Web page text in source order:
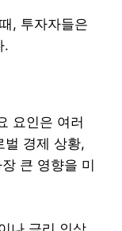
, 투자자들은
.
요인은 여러
벌 경제 상황,
큰 영향을 미